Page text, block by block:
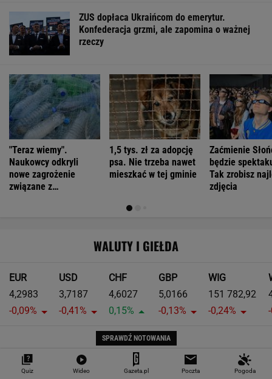
ZUS dopłaca Ukraińcom do emerytur.
Konfederacja grzmi, ale zapomina o ważnej
rzeczy
"Teraz wiemy".
Naukowcy odkryli
nowe zagrożenie
związane z
1,5 tys. zł za adopcję
psa. Nie trzeba nawet
mieszkać w tej gminie
Zaćmienie
będzie
Tak zrobisz
zdjęcia
WALUTY I GIEŁDA
EUR
4,2983
-0,09%
USD
3,7187
-0,41%
CHF
4,6027
0,15%
GBP
5,0166
-0,13%
WIG
151 782,92
-0,24%
SPRAWDŹ NOTOWANIA
Notowania dostarcza VIA24ONLINE
Quiz Wideo Gazeta.pl Poczta Pogoda